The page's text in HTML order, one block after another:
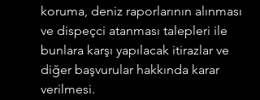
koruma, deniz raporlarının alınması
ve dispeçci atanması talepleri ile
bunlara karşı yapılacak itirazlar ve
diğer başvurular hakkında karar
verilmesi.